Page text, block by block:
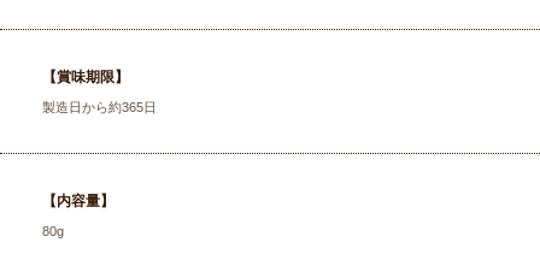
【賞味期限】
製造日から約365日
【内容量】
80g